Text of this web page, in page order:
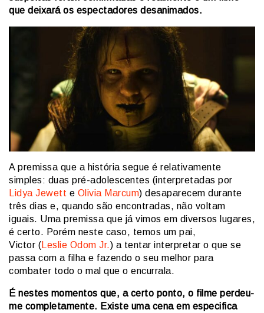
que deixará os espectadores desanimados.
A premissa que a história segue é relativamente
simples: duas pré-adolescentes (interpretadas por
Lidya Jewett e Olivia Marcum) desaparecem durante
três dias e, quando são encontradas, não voltam
iguais. Uma premissa que já vimos em diversos lugares,
é certo. Porém neste caso, temos um pai,
Victor ( Leslie Odom Jr.) a tentar interpretar o que se
passa com a filha e fazendo o seu melhor para
combater todo o mal que o encurrala.
É nestes momentos que, a certo ponto, o filme perdeu-
me completamente. Existe uma cena em especifica